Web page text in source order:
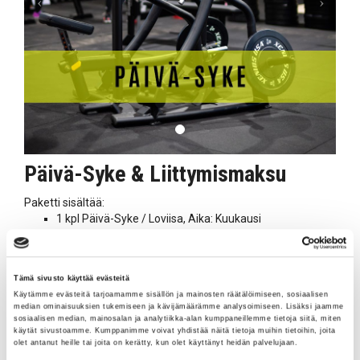
Tämä sivusto käyttää evästeitä
Käytämme evästeitä tarjoamamme sisällön ja mainosten räätälöimiseen, sosiaalisen
median ominaisuuksien tukemiseen ja kävijämäärämme analysoimiseen. Lisäksi jaamme
sosiaalisen median, mainosalan ja analytiikka-alan kumppaneillemme tietoja siitä, miten
käytät sivustoamme. Kumppanimme voivat yhdistää näitä tietoja muihin tietoihin, joita
olet antanut heille tai joita on kerätty, kun olet käyttänyt heidän palvelujaan.
Päivä-Syke & Liittymismaksu
Paketti sisältää:
1 kpl Päivä-Syke / Loviisa, Aika: Kuukausi
Sinulle joka haluat kuntoilla hiukan edullisemmin niihin
aikoihin kun salilla on vähän hiljaisempaa. Päivä-Syke
jäsenenä sinulla on kuntosali ja ryhmäliikunnat vapaasti
käytössäsi joka päivä klo 04-15.
Lisää tuote ostoskoriin ja siirry kassalle. Kassalla voit valita
maksutavaksi joko verkkomaksun tai maksun